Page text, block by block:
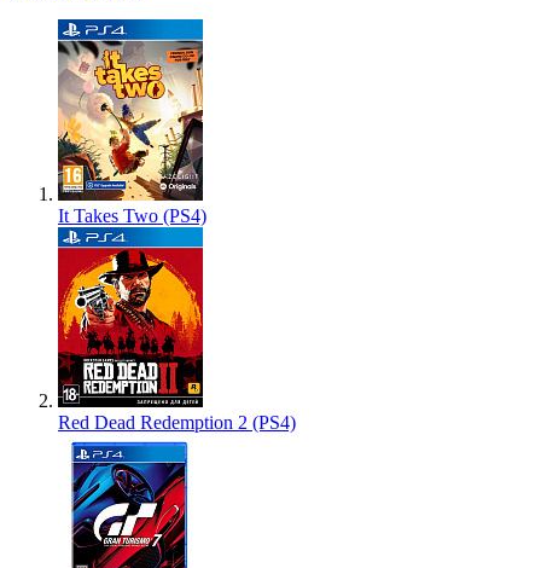
It Takes Two (PS4)
Red Dead Redemption 2 (PS4)